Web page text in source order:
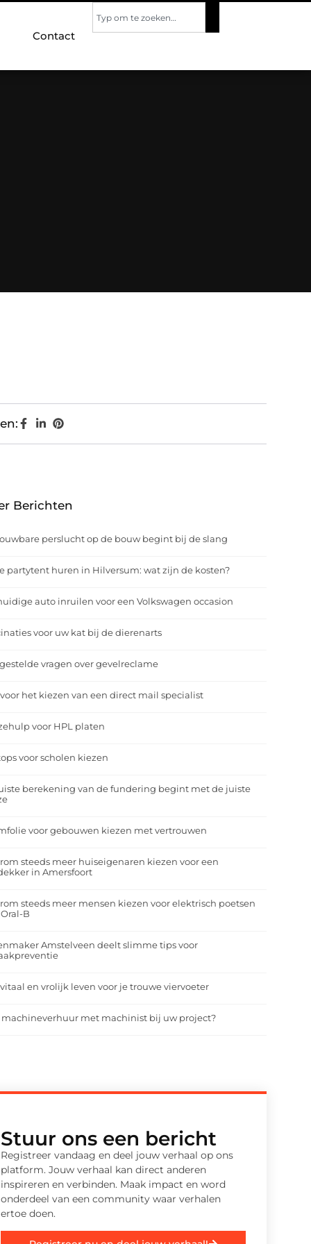
Contact
Berichten
perslucht op de bouw begint bij de slang
partytent huren in Hilversum: wat zijn de kosten?
auto inruilen voor een Volkswagen occasion
voor uw kat bij de dierenarts
vragen over gevelreclame
voor het kiezen van een direct mail specialist
voor HPL platen
voor scholen kiezen
berekening van de fundering begint met de juiste
voor gebouwen kiezen met vertrouwen
steeds meer huiseigenaren kiezen voor een
in Amersfoort
steeds meer mensen kiezen voor elektrisch poetsen
B
Amstelveen deelt slimme tips voor
en vrolijk leven voor je trouwe viervoeter
machineverhuur met machinist bij uw project?
Stuur ons een bericht
Registreer vandaag en deel jouw verhaal op ons
platform. Jouw verhaal kan direct anderen
inspireren en verbinden. Maak impact en word
onderdeel van een community waar verhalen
ertoe doen.